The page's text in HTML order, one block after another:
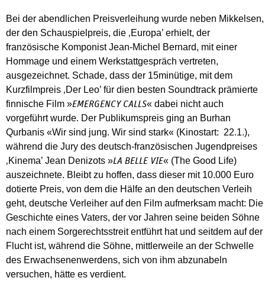
Bei der abendlichen Preisverleihung wurde neben Mikkelsen,
der den Schauspielpreis, die ‚Europa’ erhielt, der
französische Komponist Jean-Michel Bernard, mit einer
Hommage und einem Werkstattgespräch vertreten,
ausgezeichnet. Schade, dass der 15minütige, mit dem
Kurzfilmpreis ‚Der Leo’ für dien besten Soundtrack prämierte
finnische Film »EMERGENCY CALLS« dabei nicht auch
vorgeführt wurde. Der Publikumspreis ging an Burhan
Qurbanis «Wir sind jung. Wir sind stark« (Kinostart: 22.1.),
während die Jury des deutsch-französischen Jugendpreises
‚Kinema’ Jean Denizots »LA BELLE VIE« (The Good Life)
auszeichnete. Bleibt zu hoffen, dass dieser mit 10.000 Euro
dotierte Preis, von dem die Hälfe an den deutschen Verleih
geht, deutsche Verleiher auf den Film aufmerksam macht: Die
Geschichte eines Vaters, der vor Jahren seine beiden Söhne
nach einem Sorgerechtsstreit entführt hat und seitdem auf der
Flucht ist, während die Söhne, mittlerweile an der Schwelle
des Erwachsenenwerdens, sich von ihm abzunabeln
versuchen, hätte es verdient.